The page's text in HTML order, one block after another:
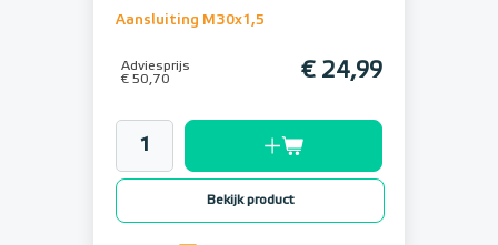
Aansluiting M30x1,5
Adviesprijs
€ 50,70
€ 24,99
Bekijk product